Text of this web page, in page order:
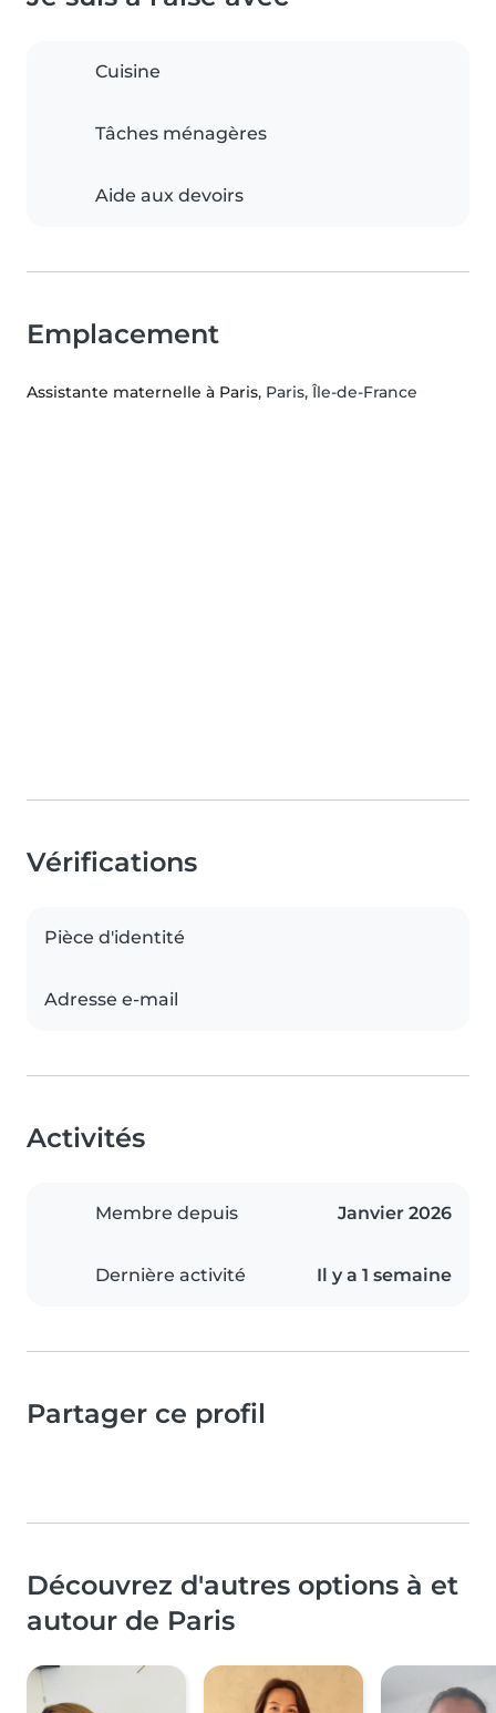
Cuisine
Tâches ménagères
Aide aux devoirs
Emplacement
Assistante maternelle à Paris, Paris, Île-de-France
Vérifications
Pièce d'identité
Adresse e-mail
Activités
Membre depuis Janvier 2026
Dernière activité Il y a 1 semaine
Partager ce profil
Découvrez d'autres options à et
autour de Paris